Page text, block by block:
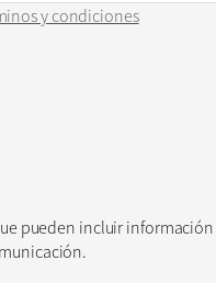
y condiciones
pueden incluir